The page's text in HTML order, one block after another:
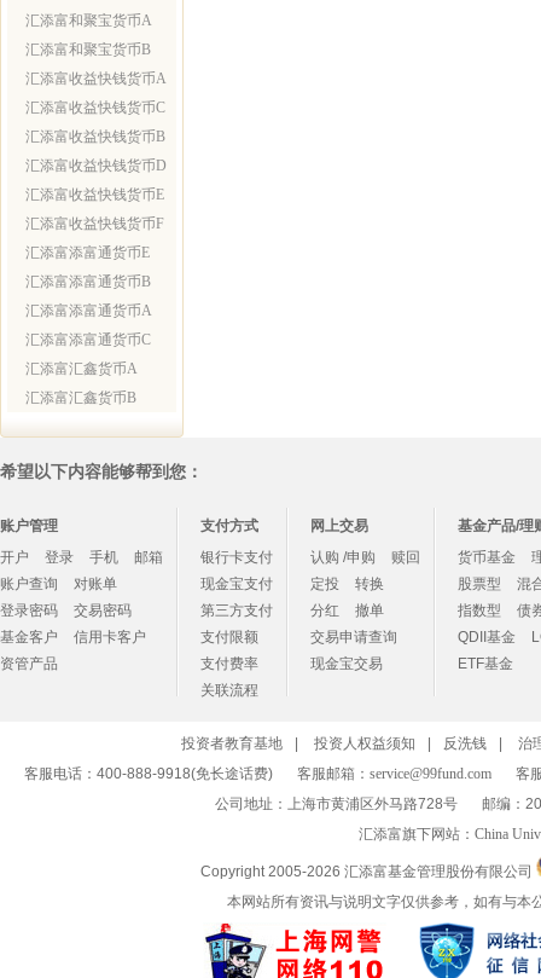
汇添富和聚宝货币A
汇添富和聚宝货币B
汇添富收益快钱货币A
汇添富收益快钱货币C
汇添富收益快钱货币B
汇添富收益快钱货币D
汇添富收益快钱货币E
汇添富收益快钱货币F
汇添富添富通货币E
汇添富添富通货币B
汇添富添富通货币A
汇添富添富通货币C
汇添富汇鑫货币A
汇添富汇鑫货币B
希望以下内容能够帮到您：
账户管理
开户
登录 手机
邮箱
账户查询
对账单
登录密码
交易密码
基金客户
信用卡客户
资管产品
支付方式
银行卡支付
现金宝支付
第三方支付
支付限额
支付费率
关联流程
网上交易
认购 /申购
赎回
定投
转换
分红
撤单
交易申请查询
现金宝交易
基金产品/理
货币基金
股票型
混
指数型
债
QDII基金
ETF基金
投资者教育基地 投资人权益须知 反洗钱
治
客服电话：400-888-9918(免长途话费)
客服邮箱： service@99fund.com
客
公司地址：上海市黄浦区外马路728号
邮编：
汇添富旗下网站： China
Copyright 2005-2026 汇添富基金管理股份有限公司
本网站所有资讯与说明文字仅供参考，如有与本